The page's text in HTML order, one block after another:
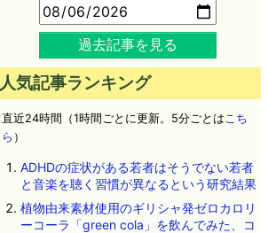
過去記事を見る
人気記事ランキング
直近24時間（1時間ごとに更新。5分ごとはこち
ら ）
ADHDの症状がある若者はそうでない若者
と音楽を聴く習慣が異なるという研究結果
植物由来素材使用のギリシャ発ゼロカロリ
ーコーラ「green cola」を飲んでみた、コ